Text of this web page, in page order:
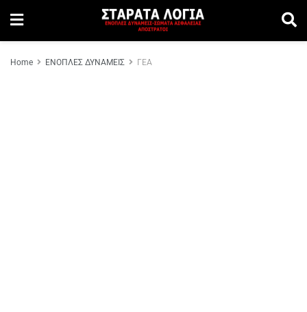
Home ΕΝΟΠΛΕΣ ΔΥΝΑΜΕΙΣ ΓΕΑ